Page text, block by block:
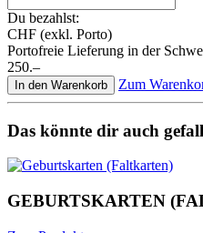
Du bezahlst:
CHF (exkl. Porto)
Portofreie Lieferung in der
250.–
In den Warenkorb Zum
Das könnte dir auch
GEBURTSKARTEN